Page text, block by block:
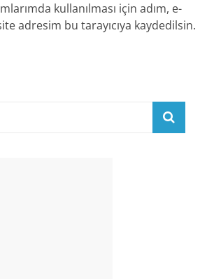
kullanılması için adım, e-
adresim bu tarayıcıya kaydedilsin.